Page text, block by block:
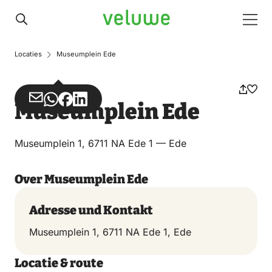
Veluwe
Locaties Museumplein Ede
Teilen
über
Teilen
über
Teilen
auf
Teilen
auf
Museumplein Ede
Museumplein 1, 6711 NA Ede 1 — Ede
Over Museumplein Ede
Adresse und Kontakt
Museumplein 1, 6711 NA Ede 1, Ede
Locatie & route